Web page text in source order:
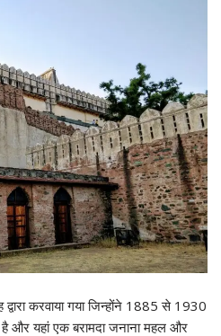
द्वारा करवाया गया जिन्होंने 1885 से 1930
और यहां एक बरामदा जनाना महल और